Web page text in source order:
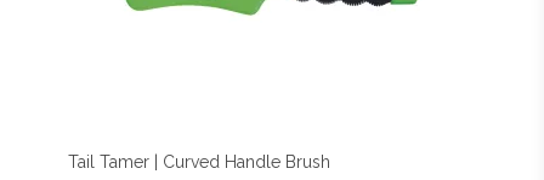
Tail Tamer | Curved Handle Brush